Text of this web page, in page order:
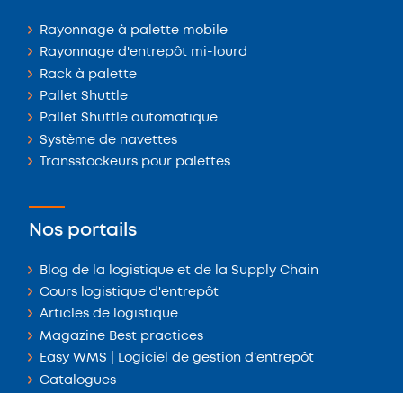
Rayonnage à palette mobile
Rayonnage d'entrepôt mi-lourd
Rack à palette
Pallet Shuttle
Pallet Shuttle automatique
Système de navettes
Transstockeurs pour palettes
Nos portails
Blog de la logistique et de la Supply Chain
Cours logistique d'entrepôt
Articles de logistique
Magazine Best practices
Easy WMS | Logiciel de gestion d’entrepôt
Catalogues